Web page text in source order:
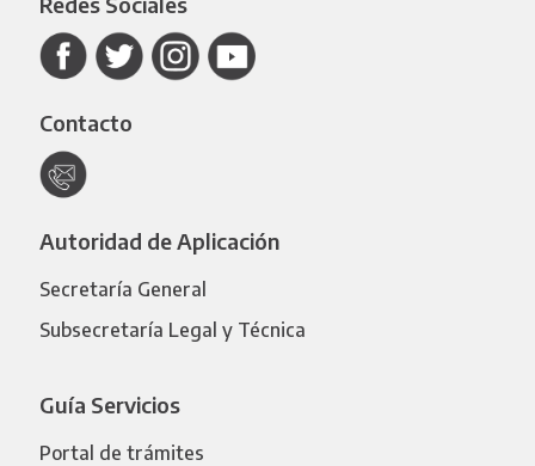
Contacto
Autoridad de Aplicación
Secretaría General
Subsecretaría Legal y Técnica
Guía Servicios
Portal de trámites